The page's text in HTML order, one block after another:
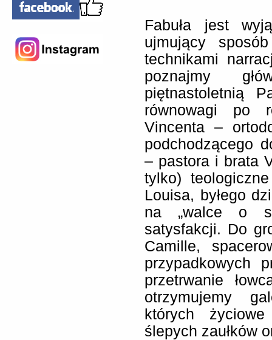
Fabuła jest
ujmujący
technikami
poznajmy
piętnastoletnią
równowagi po
Vincenta –
podchodzącego
– pastora i brata
tylko)
Louisa, byłego
na „walce o
satysfakcji. Do
Camille,
przypadkowych
przetrwanie
otrzymujemy
których
ślepych zaułków